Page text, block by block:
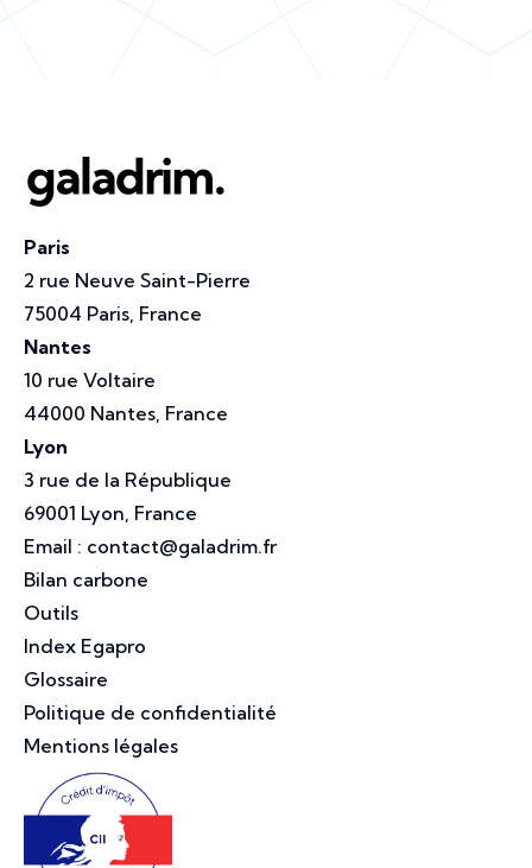
Paris
2 rue Neuve Saint-Pierre
75004 Paris, France
Nantes
10 rue Voltaire
44000 Nantes, France
Lyon
3 rue de la République
69001 Lyon, France
Email : contact@galadrim.fr
Bilan carbone
Outils
Index Egapro
Glossaire
Politique de confidentialité
Mentions légales